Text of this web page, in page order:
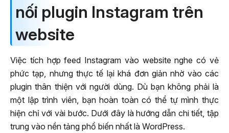
nối plugin Instagram trên
website
Việc tích hợp feed Instagram vào website nghe có vẻ
phức tạp, nhưng thực tế lại khá đơn giản nhờ vào các
plugin thân thiện với người dùng. Dù bạn không phải là
một lập trình viên, bạn hoàn toàn có thể tự mình thực
hiện chỉ với vài bước. Dưới đây là hướng dẫn chi tiết, tập
trung vào nền tảng phổ biến nhất là WordPress.